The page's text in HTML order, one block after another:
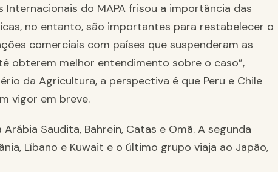
Internacionais do MAPA frisou a importância das
no entanto, são importantes para restabelecer o
comerciais com países que suspenderam as
obterem melhor entendimento sobre o caso”,
da Agricultura, a perspectiva é que Peru e Chile
vigor em breve.
Saudita, Bahrein, Catas e Omã. A segunda
Líbano e Kuwait e o último grupo viaja ao Japão,